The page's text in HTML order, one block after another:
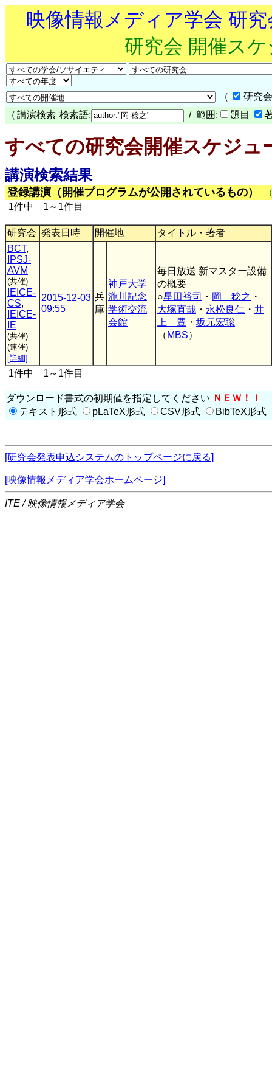
映像情報メディア学会 研
研究会 開催ス
（
研究
（ 講演検索 検索語: / 範囲: 題目
すべての研究会開催スケジュ
講演検索結果
登録講演（開催プログラムが公開されているもの）
1件中 1～1件目
研究会 発表日時 開催地
タイトル・著者
BCT,
IPSJ-
AVM
(共催)
IEICE-
CS,
IEICE-
IE
(共催)
(連催)
[詳細]
2015-12-03
09:55
兵
庫
神戸大学
瀧川記念
学術交流
会館
毎日放送 新マスター設備
の概要
○星田裕司 ・ 岡 稔之 ・
大塚直哉 ・ 永松良仁 ・ 井
上 豊 ・ 坂元宏聡
（ MBS）
1件中 1～1件目
ダウンロード書式の初期値を指定してください ＮＥＷ！！
テキスト形式
pLaTeX形式 CSV形式 BibTeX形式
[研究会発表申込システムのトップページに戻る]
[映像情報メディア学会ホームページ]
ITE / 映像情報メディア学会